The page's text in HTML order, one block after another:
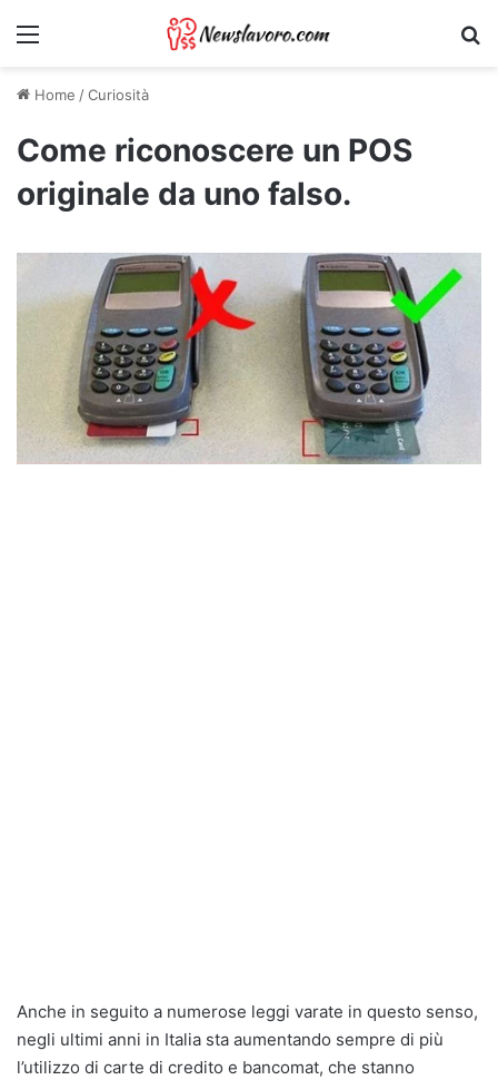
Menu
Home /Curiosità
Come riconoscere un POS
originale da uno falso.
Anche in seguito a numerose leggi varate in questo senso,
negli ultimi anni in Italia sta aumentando sempre di più
l’utilizzo di carte di credito e bancomat, che stanno